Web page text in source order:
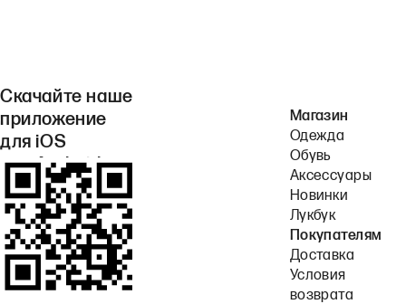
Скачайте наше
приложение
для iOS
или Android.
Магазин
Одежда
Обувь
Аксессуары
Новинки
Лукбук
Покупателям
Доставка
Условия
возврата